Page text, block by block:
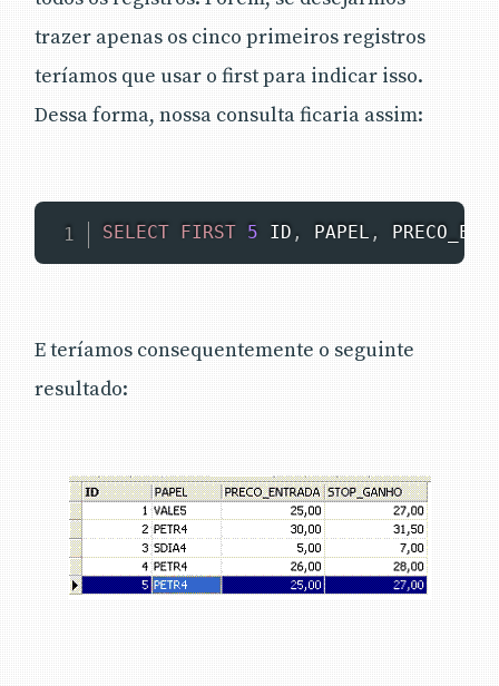
trazer apenas os cinco primeiros registros
teríamos que usar o first para indicar isso.
Dessa forma, nossa consulta ficaria assim:
SELECT FIRST 5 ID , PAPEL ,
E teríamos consequentemente o seguinte
resultado: